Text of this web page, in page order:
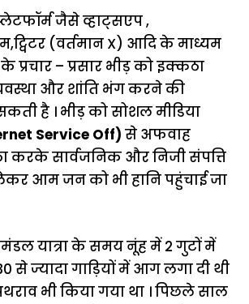
जैसे व्हाट्सएप ,
(वर्तमान X) आदि के माध्यम
– प्रसार भीड़ को इक्कठा
और शांति भंग करने की
है । भीड़ को सोशल मीडिया
Service Off) से अफवाह
सार्वजनिक और निजी संपत्ति
आम जन को भी हानि पहुंचाई जा
यात्रा के समय नूंह में 2 गुटों में
से ज्यादा गाड़ियों में आग लगा दी थी
भी किया गया था । पिछले साल